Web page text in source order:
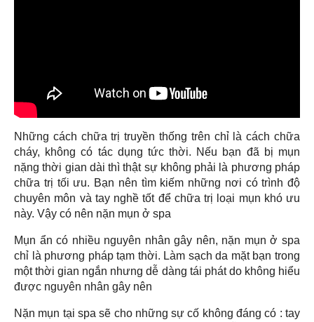
Những cách chữa trị truyền thống trên chỉ là cách chữa
cháy, không có tác dụng tức thời. Nếu bạn đã bị mụn
nặng thời gian dài thì thật sự không phải là phương pháp
chữa trị tối ưu. Bạn nên tìm kiếm những nơi có trình độ
chuyên môn và tay nghề tốt để chữa trị loại mụn khó ưu
này. Vậy có nên nặn mụn ở spa
Mụn ẩn có nhiều nguyên nhân gây nên, nặn mụn ở spa
chỉ là phương pháp tạm thời. Làm sạch da mặt bạn trong
một thời gian ngắn nhưng dễ dàng tái phát do không hiểu
được nguyên nhân gây nên
Nặn mụn tại spa sẽ cho những sự cố không đáng có : tay